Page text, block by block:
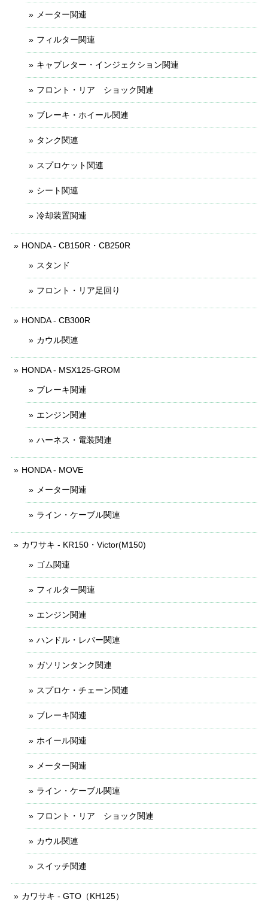
メーター関連
フィルター関連
キャブレター・インジェクション関連
フロント・リア ショック関連
ブレーキ・ホイール関連
タンク関連
スプロケット関連
シート関連
冷却装置関連
HONDA - CB150R・CB250R
スタンド
フロント・リア足回り
HONDA - CB300R
カウル関連
HONDA - MSX125-GROM
ブレーキ関連
エンジン関連
ハーネス・電装関連
HONDA - MOVE
メーター関連
ライン・ケーブル関連
カワサキ - KR150・Victor(M150)
ゴム関連
フィルター関連
エンジン関連
ハンドル・レバー関連
ガソリンタンク関連
スプロケ・チェーン関連
ブレーキ関連
ホイール関連
メーター関連
ライン・ケーブル関連
フロント・リア ショック関連
カウル関連
スイッチ関連
カワサキ - GTO（KH125）